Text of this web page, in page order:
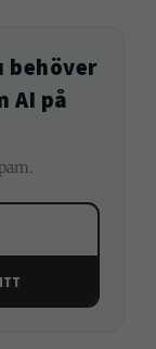
behöver
AI på